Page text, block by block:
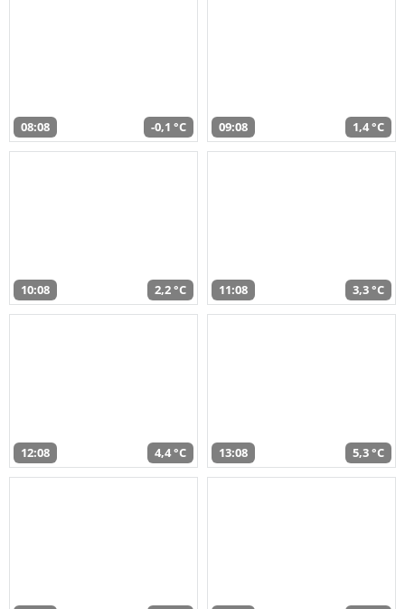
08:08 -0,1 °C 09:08 1,4 °C
10:08 2,2 °C 11:08 3,3 °C
12:08 4,4 °C 13:08 5,3 °C